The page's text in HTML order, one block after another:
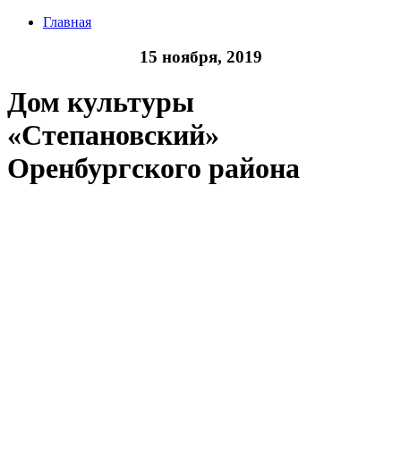
Главная
15 ноября, 2019
Дом культуры
«Степановский»
Оренбургского района